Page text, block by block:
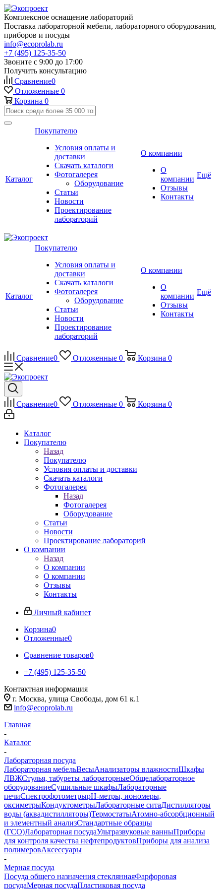
Комплексное оснащение лабораторий
Поставка лабораторной мебели, лабораторного оборудования,
приборов и посуды
info@ecoprolab.ru
+7 (495) 125-35-50
Звоните с 9:00 до 17:00
Получить консультацию
Сравнение0
Отложенные 0
Корзина 0
Каталог
Покупателю
Условия оплаты и
доставки
Скачать каталоги
Фотогалерея
Оборудование
Статьи
Новости
Проектирование
лабораторий
О компании
О
компании
Отзывы
Контакты
Ещё
Каталог
Покупателю
Условия оплаты и
доставки
Скачать каталоги
Фотогалерея
Оборудование
Статьи
Новости
Проектирование
лабораторий
О компании
О
компании
Отзывы
Контакты
Ещё
Сравнение0 Отложенные 0 Корзина 0
Сравнение0 Отложенные 0 Корзина 0
Каталог
Покупателю
Назад
Покупателю
Условия оплаты и доставки
Скачать каталоги
Фотогалерея
Назад
Фотогалерея
Оборудование
Статьи
Новости
Проектирование лабораторий
О компании
Назад
О компании
О компании
Отзывы
Контакты
Личный кабинет
Корзина0
Отложенные0
Сравнение товаров0
+7 (495) 125-35-50
Контактная информация
г. Москва, улица Свободы, дом 61 к.1
info@ecoprolab.ru
Главная
-
Каталог
-
Лабораторная посуда
Лабораторная мебельВесыАнализаторы влажностиШкафы
ЛВЖСтулья, табуреты лабораторныеОбщелабораторное
оборудованиеСушильные шкафыЛабораторные
печиСпектрофотометрыpH-метры, иономеры,
оксиметрыКондуктометрыЛабораторные ситаДистилляторы
воды (аквадистилляторы)ТермостатыАтомно-абсорбционный
и элементный анализСтандартные образцы
(ГСО)Лабораторная посудаУльтразвуковые ванныПриборы
для контроля качества нефтепродуктовПриборы для анализа
полимеровАксессуары
-
Мерная посуда
Посуда общего назначения стекляннаяФарфоровая
посудаМерная посудаПластиковая посуда